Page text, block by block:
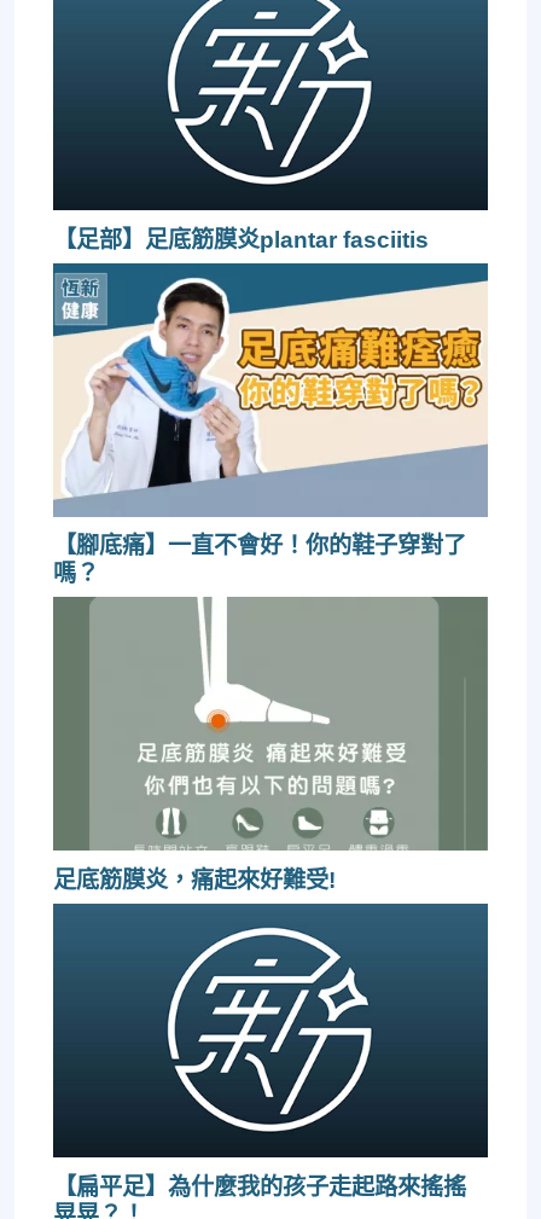
【足部】足底筋膜炎plantar fasciitis
【腳底痛】一直不會好！你的鞋子穿對了
嗎？
足底筋膜炎，痛起來好難受!
【扁平足】為什麼我的孩子走起路來搖搖